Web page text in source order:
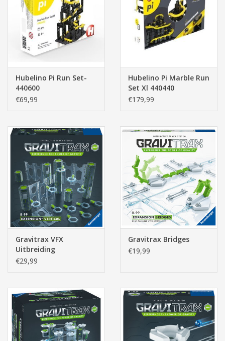
Hubelino Pi Run Set-
440600
€69,99
Hubelino Pi Marble Run
Set Xl 440440
€179,99
Gravitrax VFX
Uitbreiding
€29,99
Gravitrax Bridges
€19,99